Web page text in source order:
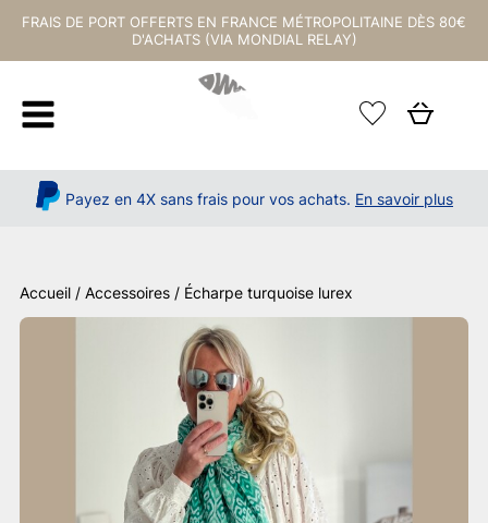
FRAIS DE PORT OFFERTS EN FRANCE MÉTROPOLITAINE DÈS 80€
D'ACHATS (VIA MONDIAL RELAY)
Payez en 4X sans frais pour vos achats. En savoir plus
Accueil / Accessoires / Écharpe turquoise lurex